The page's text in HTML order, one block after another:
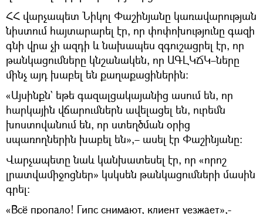
ՀՀ վարչապետ Նիկոլ Փաշինյանը կառավարության
նիստում հայտարարել էր, որ փոփոխությունը գազի
գնի վրա չի ազդի և նախապես զգուշացրել էր, որ
թանկացումները կնշանակեն, որ ԱԳԼԿՃԿ–ները
մինչ այդ խաբել են քաղաքացիներին։
«Այսինքն` եթե գազալցակայանից ասում են, որ
հարկային վճարումներն ավելացել են, ուրեմն
խոստովանում են, որ ստեղծման օրից
սպառողներին խաբել են»,– ասել էր Փաշինյանը։
Վարչապետը նաև կանխատեսել էր, որ «որոշ
լրատվամիջոցներ» կսկսեն թանկացումների մասին
գրել։
«Всё пропало! Гипс снимают, клиент уезжает»,-